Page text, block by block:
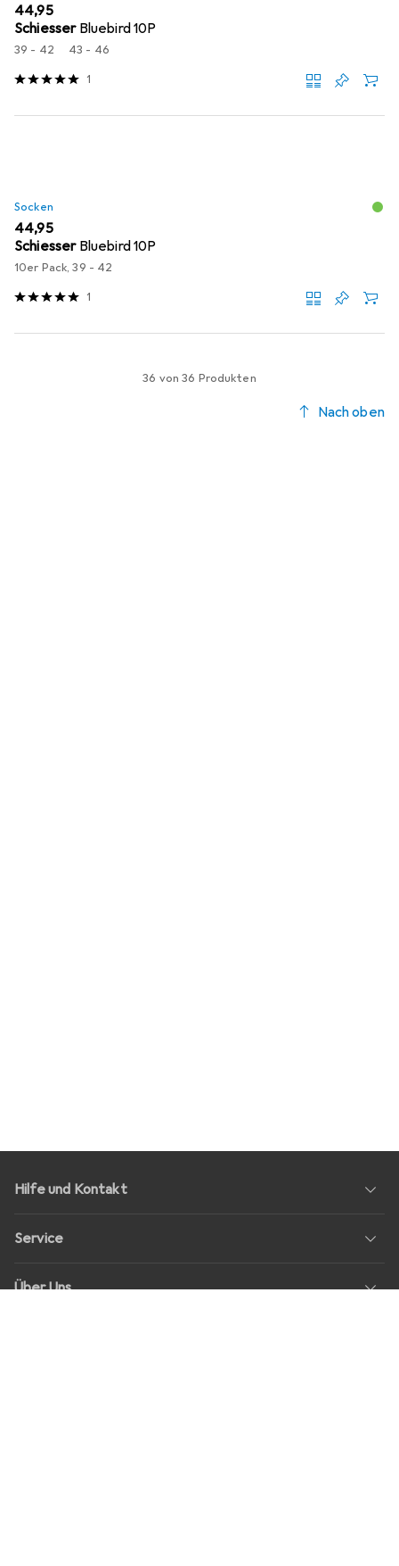
EUR
44,95
Schiesser Bluebird 10P
39 - 42 43 - 46
1
Socken
EUR
44,95
Schiesser Bluebird 10P
10er Pack, 39 - 42
1
36 von 36 Produkten
Nach oben
Hilfe und Kontakt
Service
Über Uns